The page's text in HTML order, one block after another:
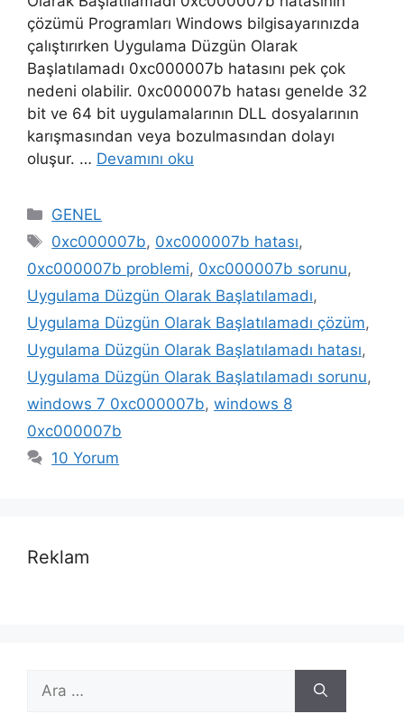
çözümü Programları Windows bilgisayarınızda
çalıştırırken Uygulama Düzgün Olarak
Başlatılamadı 0xc000007b hatasını pek çok
nedeni olabilir. 0xc000007b hatası genelde 32
bit ve 64 bit uygulamalarının DLL dosyalarının
karışmasından veya bozulmasından dolayı
oluşur. … Devamını oku
Kategoriler
GENEL
Etiketler
0xc000007b, 0xc000007b hatası,
0xc000007b problemi, 0xc000007b sorunu,
Uygulama Düzgün Olarak Başlatılamadı,
Uygulama Düzgün Olarak Başlatılamadı çözüm,
Uygulama Düzgün Olarak Başlatılamadı hatası,
Uygulama Düzgün Olarak Başlatılamadı sorunu,
windows 7 0xc000007b, windows 8
0xc000007b
10 Yorum
Reklam
ara